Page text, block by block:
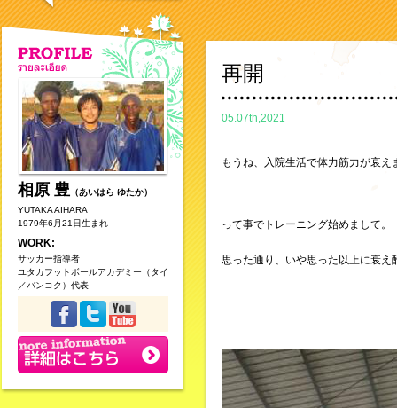
相原 豊 （あいはら ゆたか）
YUTAKA AIHARA
1979年6月21日生まれ
WORK:
サッカー指導者
ユタカフットボールアカデミー（タイ
／バンコク）代表
再開
05.07th,2021
もうね、入院生活で体力筋力が衰え
って事でトレーニング始めまして。
思った通り、いや思った以上に衰え